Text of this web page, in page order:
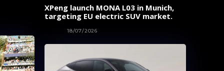
XPeng launch MONA L03 in Munich,
targeting EU electric SUV market.
18/07/2026